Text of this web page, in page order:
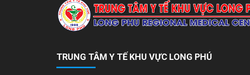
TRUNG TÂM Y TẾ KHU VỰC LONG PHÚ